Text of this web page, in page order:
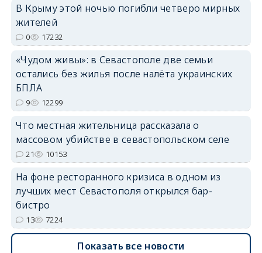
erid: 2SDnjdvhGXG
В Крыму этой ночью погибли четверо мирных
жителей
0 17232
«Чудом живы»: в Севастополе две семьи
остались без жилья после налёта украинских
БПЛА
9 12299
Что местная жительница рассказала о
массовом убийстве в севастопольском селе
21 10153
На фоне ресторанного кризиса в одном из
лучших мест Севастополя открылся бар-
бистро
13 7224
Показать все новости